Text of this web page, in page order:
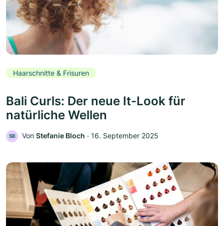
Haarschnitte & Frisuren
Bali Curls: Der neue It-Look für
natürliche Wellen
SB Von Stefanie Bloch ‧ 16. September 2025